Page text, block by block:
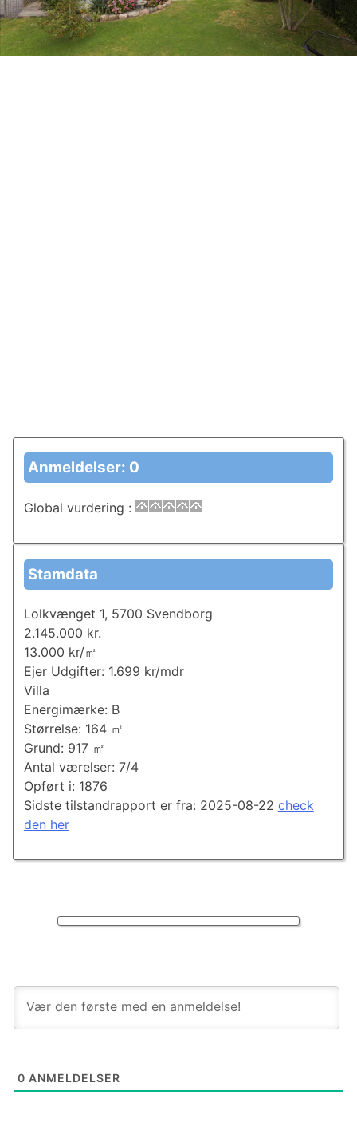
0 ANMELDELSER
Anmeldelser: 0
Global vurdering :
Stamdata
Lolkvænget 1, 5700 Svendborg
2.145.000 kr.
13.000 kr/㎡
Ejer Udgifter: 1.699 kr/mdr
Villa
Energimærke: B
Størrelse: 164 ㎡
Grund: 917 ㎡
Antal værelser: 7/4
Opført i: 1876
Sidste tilstandrapport er fra: 2025-08-22 check
den her